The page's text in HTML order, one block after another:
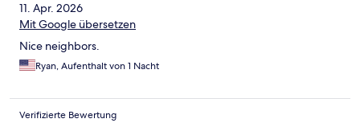
11. Apr. 2026
Mit Google übersetzen
Nice neighbors.
Ryan, Aufenthalt von 1 Nacht
Verifizierte Bewertung